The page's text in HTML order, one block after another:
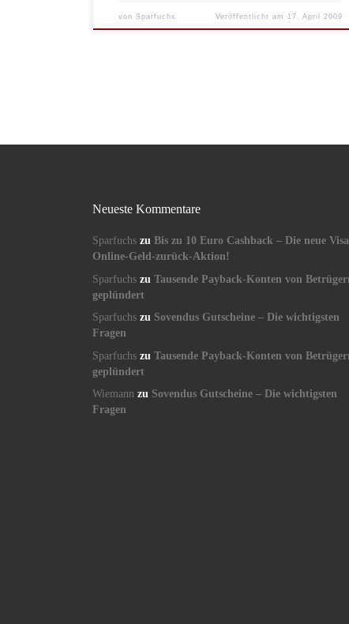
vonSparfuchs Veröffentlicht am 17. April 2009
Neueste Kommentare
Sparfuchs zu Bis zu 10 Euro Cashback – Die neue Visa
Online-Geld-zurück-Aktion!
Sparfuchs zu Tausende Payback-Konten von
geplündert
Sparfuchs zu Sovendus Gutscheine – Die wichtigsten
Fragen
Sparfuchs zu Tausende Payback-Konten von
geplündert
Wiemann zu Sovendus Gutscheine – Die wichtigsten
Fragen